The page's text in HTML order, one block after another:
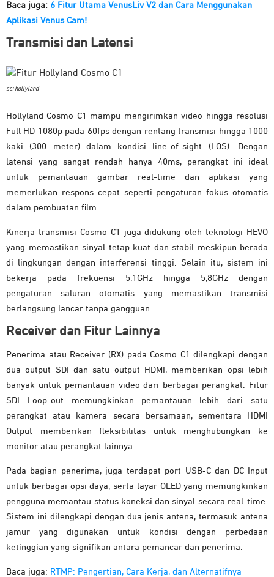
Baca juga: 6 Fitur Utama VenusLiv V2 dan Cara Menggunakan
Aplikasi Venus Cam!
Transmisi dan Latensi
sc: hollyland
Hollyland Cosmo C1 mampu mengirimkan video hingga resolusi
Full HD 1080p pada 60fps dengan rentang transmisi hingga 1000
kaki (300 meter) dalam kondisi line-of-sight (LOS). Dengan
latensi yang sangat rendah hanya 40ms, perangkat ini ideal
untuk pemantauan gambar real-time dan aplikasi yang
memerlukan respons cepat seperti pengaturan fokus otomatis
dalam pembuatan film.
Kinerja transmisi Cosmo C1 juga didukung oleh teknologi HEVO
yang memastikan sinyal tetap kuat dan stabil meskipun berada
di lingkungan dengan interferensi tinggi. Selain itu, sistem ini
bekerja pada frekuensi 5,1GHz hingga 5,8GHz dengan
pengaturan saluran otomatis yang memastikan transmisi
berlangsung lancar tanpa gangguan.
Receiver dan Fitur Lainnya
Penerima atau Receiver (RX) pada Cosmo C1 dilengkapi dengan
dua output SDI dan satu output HDMI, memberikan opsi lebih
banyak untuk pemantauan video dari berbagai perangkat. Fitur
SDI Loop-out memungkinkan pemantauan lebih dari satu
perangkat atau kamera secara bersamaan, sementara HDMI
Output memberikan fleksibilitas untuk menghubungkan ke
monitor atau perangkat lainnya.
Pada bagian penerima, juga terdapat port USB-C dan DC Input
untuk berbagai opsi daya, serta layar OLED yang memungkinkan
pengguna memantau status koneksi dan sinyal secara real-time.
Sistem ini dilengkapi dengan dua jenis antena, termasuk antena
jamur yang digunakan untuk kondisi dengan perbedaan
ketinggian yang signifikan antara pemancar dan penerima.
Baca juga: RTMP: Pengertian, Cara Kerja, dan Alternatifnya